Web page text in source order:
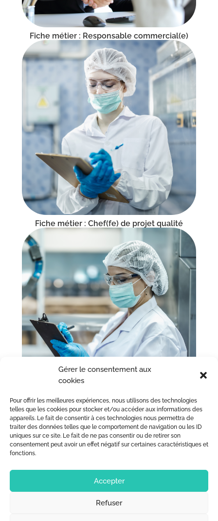
Gérer le consentement aux
cookies
Pour offrir les meilleures expériences, nous utilisons des technologies
telles que les cookies pour stocker et/ou accéder aux informations des
appareils. Le fait de consentir à ces technologies nous permettra de
traiter des données telles que le comportement de navigation ou les ID
uniques sur ce site. Le fait de ne pas consentir ou de retirer son
consentement peut avoir un effet négatif sur certaines caractéristiques et
fonctions.
Accepter
Refuser
Fiche métier : Responsable commercial(e)
Fiche métier : Chef(fe) de projet qualité
Fiche métier : Technicien(ne) qualité
« Entrées précédentes